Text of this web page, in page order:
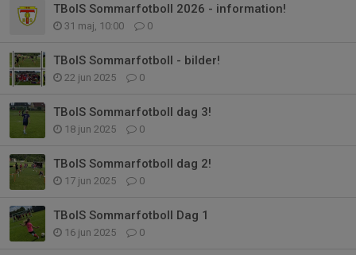
TBoIS Sommarfotboll 2026 - information!
31 maj, 10:00 0
TBoIS Sommarfotboll - bilder!
22 jun 2025 0
TBoIS Sommarfotboll dag 3!
18 jun 2025 0
TBoIS Sommarfotboll dag 2!
17 jun 2025 0
TBoIS Sommarfotboll Dag 1
16 jun 2025 0